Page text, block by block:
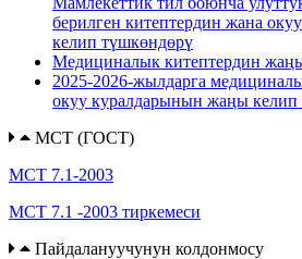
берилген китептердин жана
келип түшкөндөрү
Медициналык китептердин
2025-2026-жылдарга
окуу куралдарынын жаңы келип
МСТ (ГОСТ)
МСТ 7.1-2003
МСТ 7.1 -2003 тиркемеси
Пайдалануучунун колдонмосу